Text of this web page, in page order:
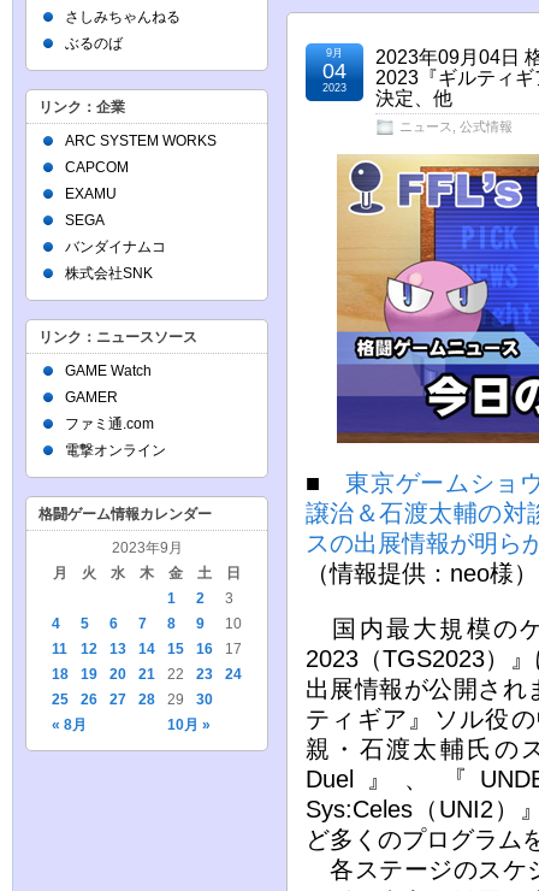
2023年09月04日
2023『ギルティ
決定、他
ニュース 公式情報
9月
04
2023
■東京ゲームショ
譲治＆石渡太輔の対
スの出展情報が明ら
（情報提供：neo様）
国内最大規模の
2023（TGS2023）
出展情報が公開され
ティギア』ソル役
親・石渡太輔氏の
Duel』、『
Sys:Celes（UNI2）
ど多くのプログラム
各ステージのスケ
さしみちゃんねる
ぶるのば
リンク：企業
ARC SYSTEM WORKS
CAPCOM
EXAMU
SEGA
バンダイナムコ
株式会社SNK
リンク：ニュースソース
GAME Watch
GAMER
ファミ通.com
電撃オンライン
格闘ゲーム情報カレンダー
2023年9月
月
火 水 木 金 土 日
« 8月 10月 »
1 2
3
4
5 6 7 8 9
10
11
12 13 14 15 16
17
18
19 20 21 22 23
24
25
26 27 28 29 30